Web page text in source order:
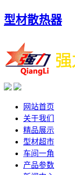
型材散热器
网站首页
关于我们
精品展示
型材超市
车间一角
产品参数